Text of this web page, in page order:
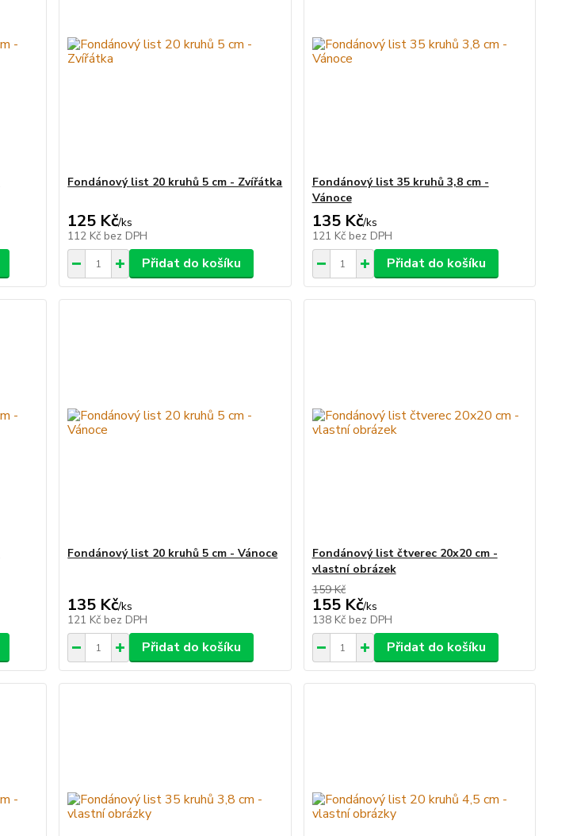
Fondánový list 20 kruhů 5 cm - Zvířátka
125 Kč/ks
112 Kč bez DPH
Přidat do košíku
Fondánový list 35 kruhů 3,8 cm -
Vánoce
135 Kč/ks
121 Kč bez DPH
Přidat do košíku
Fondánový list 20 kruhů 5 cm - Vánoce
135 Kč/ks
121 Kč bez DPH
Přidat do košíku
Fondánový list čtverec 20x20 cm -
vlastní obrázek
159 Kč
155 Kč/ks
138 Kč bez DPH
Přidat do košíku